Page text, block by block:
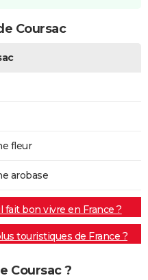
Coursac
fleur
arobase
fait bon vivre en France ?
touristiques de France ?
Coursac ?